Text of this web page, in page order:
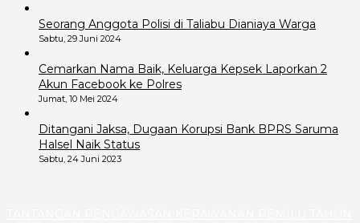
Seorang Anggota Polisi di Taliabu Dianiaya Warga
Sabtu, 29 Juni 2024
Cemarkan Nama Baik, Keluarga Kepsek Laporkan 2
Akun Facebook ke Polres
Jumat, 10 Mei 2024
Ditangani Jaksa, Dugaan Korupsi Bank BPRS Saruma
Halsel Naik Status
Sabtu, 24 Juni 2023